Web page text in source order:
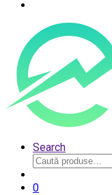
Search
Caută
după:
0